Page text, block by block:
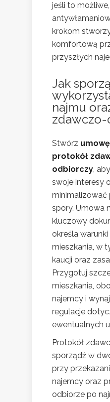
jeśli to
krokom
komfortową
przyszłych
Jak
najmu
Stwórz
protokół
odbiorczy,
swoje interesy
minimalizować
spory. Umowa
kluczowy
określa
mieszkania, w
kaucji oraz
Przygotuj
mieszkania,
najemcy i
regulacje
ewentualnych
Protokół
sporządź w
przy
najemcy oraz
odbiorze po